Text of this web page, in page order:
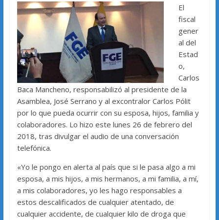
El
fiscal
gener
al del
Estad
o,
Carlos
Baca Mancheno, responsabilizó al presidente de la
Asamblea, José Serrano y al excontralor Carlos Pólit
por lo que pueda ocurrir con su esposa, hijos, familia y
colaboradores. Lo hizo este lunes 26 de febrero del
2018, tras divulgar el audio de una conversación
telefónica.
«Yo le pongo en alerta al país que si le pasa algo a mi
esposa, a mis hijos, a mis hermanos, a mi familia, a mí,
a mis colaboradores, yo les hago responsables a
estos descalificados de cualquier atentado, de
cualquier accidente, de cualquier kilo de droga que